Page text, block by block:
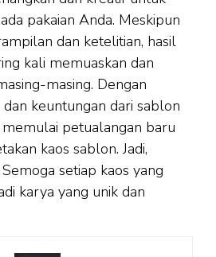
pakaian Anda. Meskipun
dan ketelitian, hasil
kali memuaskan dan
masing. Dengan
keuntungan dari sablon
petualangan baru
kaos sablon. Jadi,
setiap kaos yang
karya yang unik dan